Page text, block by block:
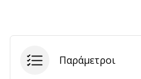
ΕμφάνισηΠαράμετροι